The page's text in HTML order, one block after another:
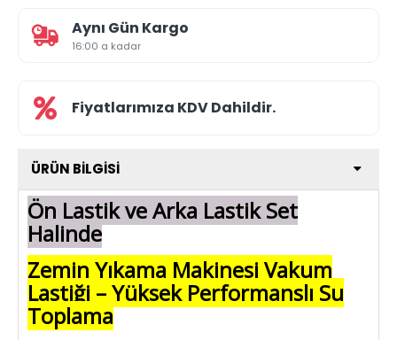
Aynı Gün Kargo
16:00 a kadar
Fiyatlarımıza KDV Dahildir.
ÜRÜN BILGISI
Ön Lastik ve Arka Lastik Set
Halinde
Zemin Yıkama Makinesi Vakum
Lastiği – Yüksek Performanslı Su
Toplama